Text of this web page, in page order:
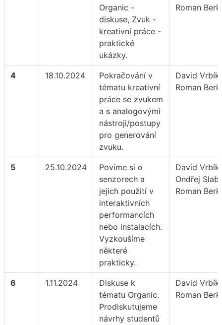
Organic -
diskuse, Zvuk -
kreativní práce -
praktické
ukázky.
Roman
4 18.10.2024
Pokračování v
tématu kreativní
práce se zvukem
a s analogovými
nástroji/postupy
pro generování
zvuku.
David Vrbík,
Roman
5 25.10.2024
Povíme si o
senzorech a
jejich použití v
interaktivních
performancích
nebo instalacích.
Vyzkoušíme
některé
prakticky.
David Vrbík,
Ondřej
Roman
6 1.11.2024
Diskuse k
tématu Organic.
Prodiskutujeme
návrhy studentů
David Vrbík,
Roman